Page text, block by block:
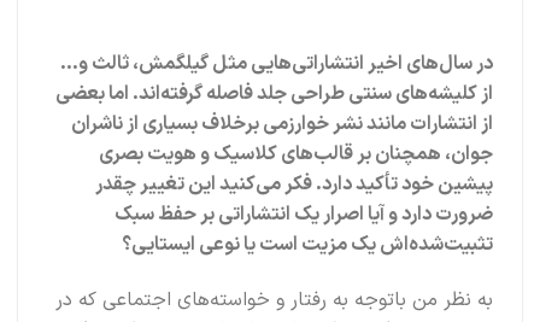
در سال‌های اخیر انتشاراتی‌هایی مثل گیلگمش، ثالث و…
از کلیشه‌های سنتی طراحی جلد فاصله گرفته‌اند. اما بعضی
از انتشارات مانند نشر خوارزمی برخلاف بسیاری از ناشران
جوان، همچنان بر قالب‌های کلاسیک و هویت بصری
پیشین خود تأکید دارد. فکر می‌کنید این تغییر چقدر
ضرورت دارد و آیا اصرار یک انتشاراتی بر حفظ سبک
تثبیت‌شده‌اش یک مزیت است یا نوعی ایستایی؟
به نظر من باتوجه به رفتار و خواسته‌های اجتماعی که در